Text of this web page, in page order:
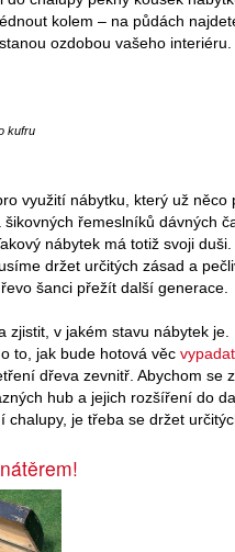
kolem – na půdách
ozdobou vašeho interiéru.
kufru
využití nábytku, který už něco
šikovných řemeslníků dávných
nábytek má totiž svoji
držet určitých zásad a
šanci přežít další generace.
zjistit, v jakém stavu nábytek je.
to, jak bude hotová věc
dřeva zevnitř. Abychom se
hub a jejich rozšíření do
chalupy, je třeba se držet